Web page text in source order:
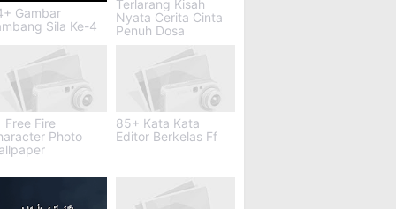
Gambar
Sila Ke-4
Terlarang Kisah
Nyata Cerita Cinta
Penuh Dosa
Free Fire
Photo
85+ Kata Kata
Editor Berkelas Ff